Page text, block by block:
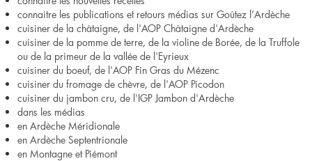
connaitre les publications et retours médias sur Goûtez l’Ardèche
cuisiner de la châtaigne, de l'AOP Châtaigne d'Ardèche
cuisiner de la pomme de terre, de la violine de Borée, de la Truffole
ou de la primeur de la vallée de l'Eyrieux
cuisiner du boeuf, de l'AOP Fin Gras du Mézenc
cuisiner du fromage de chèvre, de l'AOP Picodon
cuisiner du jambon cru, de l'IGP Jambon d'Ardèche
dans les médias
en Ardèche Méridionale
en Ardèche Septentrionale
en Montagne et Piémont